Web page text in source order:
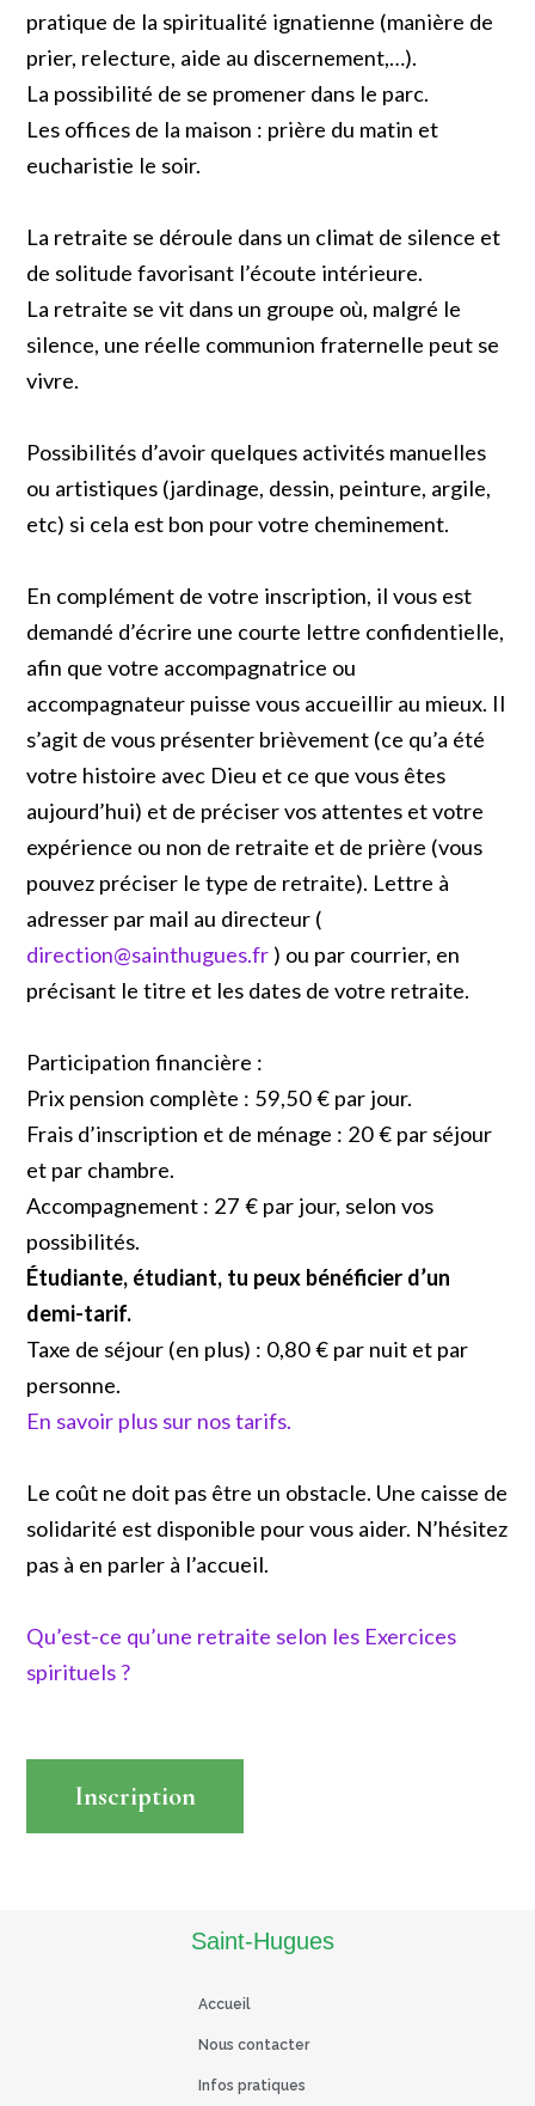
pratique de la spiritualité ignatienne (manière de
prier, relecture, aide au discernement,…).
La possibilité de se promener dans le parc.
Les offices de la maison : prière du matin et
eucharistie le soir.
La retraite se déroule dans un climat de silence et
de solitude favorisant l’écoute intérieure.
La retraite se vit dans un groupe où, malgré le
silence, une réelle communion fraternelle peut se
vivre.
Possibilités d’avoir quelques activités manuelles
ou artistiques (jardinage, dessin, peinture, argile,
etc) si cela est bon pour votre cheminement.
En complément de votre inscription, il vous est
demandé d’écrire une courte lettre confidentielle,
afin que votre accompagnatrice ou
accompagnateur puisse vous accueillir au mieux. Il
s’agit de vous présenter brièvement (ce qu’a été
votre histoire avec Dieu et ce que vous êtes
aujourd’hui) et de préciser vos attentes et votre
expérience ou non de retraite et de prière (vous
pouvez préciser le type de retraite). Lettre à
adresser par mail au directeur (
direction@sainthugues.fr ) ou par courrier, en
précisant le titre et les dates de votre retraite.
Participation financière :
Prix pension complète : 59,50 € par jour.
Frais d’inscription et de ménage : 20 € par séjour
et par chambre.
Accompagnement : 27 € par jour, selon vos
possibilités.
Étudiante, étudiant, tu peux bénéficier d’un
demi-tarif.
Taxe de séjour (en plus) : 0,80 € par nuit et par
personne.
En savoir plus sur nos tarifs.
Le coût ne doit pas être un obstacle. Une caisse de
solidarité est disponible pour vous aider. N’hésitez
pas à en parler à l’accueil.
Qu’est-ce qu’une retraite selon les Exercices
spirituels ?
Inscription
Saint-Hugues
Accueil
Nous contacter
Infos pratiques